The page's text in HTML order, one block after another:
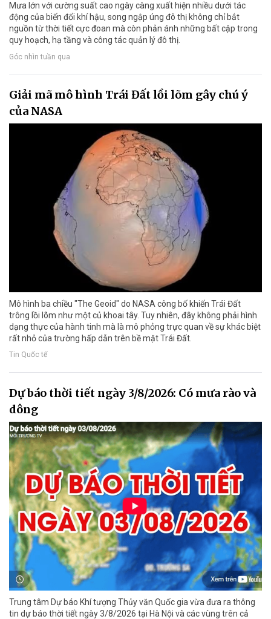
Mưa lớn với cường suất cao ngày càng xuất hiện nhiều dưới tác
động của biến đổi khí hậu, song ngập úng đô thị không chỉ bắt
nguồn từ thời tiết cực đoan mà còn phản ánh những bất cập trong
quy hoạch, hạ tầng và công tác quản lý đô thị.
Góc nhìn tuần qua
Giải mã mô hình Trái Đất lồi lõm gây chú ý
của NASA
Mô hình ba chiều "The Geoid" do NASA công bố khiến Trái Đất
trông lồi lõm như một củ khoai tây. Tuy nhiên, đây không phải hình
dạng thực của hành tinh mà là mô phỏng trực quan về sự khác biệt
rất nhỏ của trường hấp dẫn trên bề mặt Trái Đất.
Tin Quốc tế
Dự báo thời tiết ngày 3/8/2026: Có mưa rào và
dông
Trung tâm Dự báo Khí tượng Thủy văn Quốc gia vừa đưa ra thông
tin dự báo thời tiết ngày 3/8/2026 tại Hà Nội và các vùng trên cả